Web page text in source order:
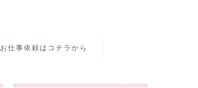
お仕事依頼はコチラから